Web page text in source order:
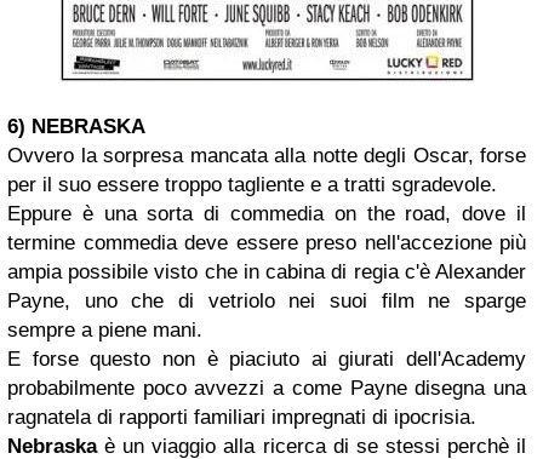
6) NEBRASKA
Ovvero la sorpresa mancata alla notte degli Oscar, forse
per il suo essere troppo tagliente e a tratti sgradevole.
Eppure è una sorta di commedia on the road, dove il
termine commedia deve essere preso nell'accezione più
ampia possibile visto che in cabina di regia c'è Alexander
Payne, uno che di vetriolo nei suoi film ne sparge
sempre a piene mani.
E forse questo non è piaciuto ai giurati dell'Academy
probabilmente poco avvezzi a come Payne disegna una
ragnatela di rapporti familiari impregnati di ipocrisia.
Nebraskaè un viaggio alla ricerca di se stessi perchè il